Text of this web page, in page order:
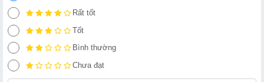
Rất tốt
Tốt
Bình thường
Chưa đạt